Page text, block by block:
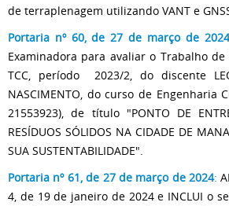
de terraplenagem utilizando VANT e
Portaria nº 60, de 27 de março de 2024
Examinadora para avaliar o Trabalho
TCC, período 2023/2, do discente
NASCIMENTO​​, do curso de Engenharia
21553923), de título "PONTO DE
RESÍDUOS SÓLIDOS NA CIDADE DE
SUA SUSTENTABILIDADE".
Portaria nº 61, de 27 de março de 2024:
4, de 19 de janeiro de 2024 e INCLUI o